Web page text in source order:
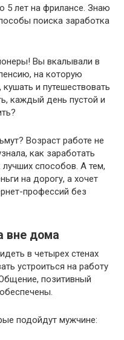
5 лет на фрилансе. Знаю
поиска заработка
Вы вкалывали в
на которую
и путешествовать
каждый день пустой и
Возраст работе не
как заработать
лучших способов. А тем,
на дорогу, а хочет
профессий без
вне дома
в четырех стенах
устроиться на работу
позитивный
подойдут мужчине: